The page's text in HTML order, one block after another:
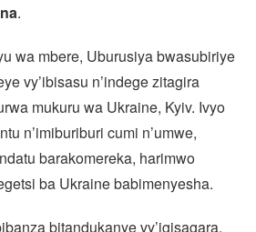
.
wa mbere, Uburusiya bwasubiriye
vy’ibisasu n’indege zitagira
mukuru wa Ukraine, Kyiv. Ivyo
n’imiburiburi cumi n’umwe,
barakomereka, harimwo
ba Ukraine babimenyesha.
bitandukanye vy’igisagara,